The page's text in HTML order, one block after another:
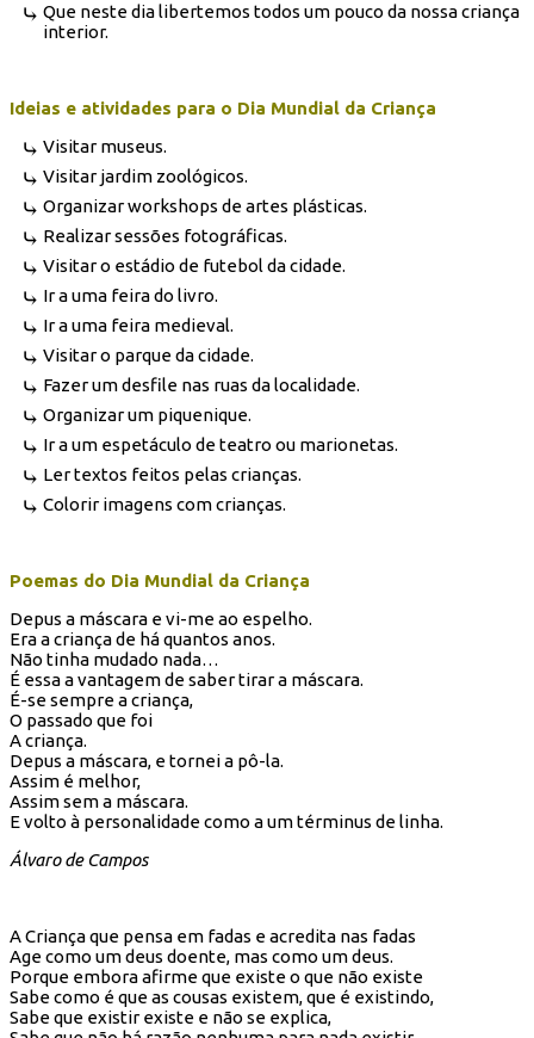
Que neste dia libertemos todos um pouco da nossa criança
interior.
Ideias e atividades para o Dia Mundial da Criança
Visitar museus.
Visitar jardim zoológicos.
Organizar workshops de artes plásticas.
Realizar sessões fotográficas.
Visitar o estádio de futebol da cidade.
Ir a uma feira do livro.
Ir a uma feira medieval.
Visitar o parque da cidade.
Fazer um desfile nas ruas da localidade.
Organizar um piquenique.
Ir a um espetáculo de teatro ou marionetas.
Ler textos feitos pelas crianças.
Colorir imagens com crianças.
Poemas do Dia Mundial da Criança
Depus a máscara e vi-me ao espelho.
Era a criança de há quantos anos.
Não tinha mudado nada…
É essa a vantagem de saber tirar a máscara.
É-se sempre a criança,
O passado que foi
A criança.
Depus a máscara, e tornei a pô-la.
Assim é melhor,
Assim sem a máscara.
E volto à personalidade como a um términus de linha.
Álvaro de Campos
A Criança que pensa em fadas e acredita nas fadas
Age como um deus doente, mas como um deus.
Porque embora afirme que existe o que não existe
Sabe como é que as cousas existem, que é existindo,
Sabe que existir existe e não se explica,